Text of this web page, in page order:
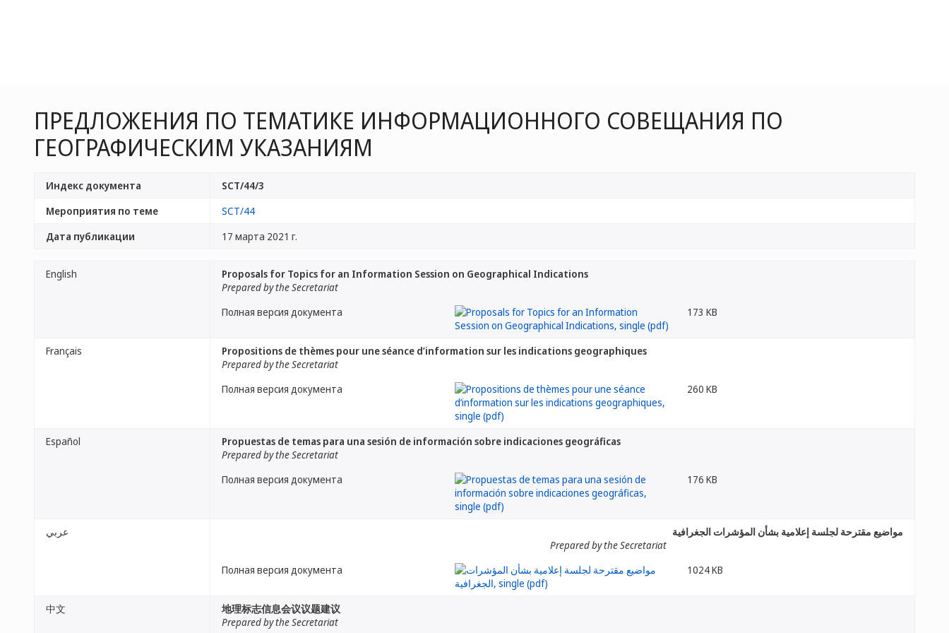
ПРЕДЛОЖЕНИЯ ПО ТЕМАТИКЕ ИНФОРМАЦИОННОГО СОВЕЩАНИЯ ПО
ГЕОГРАФИЧЕСКИМ УКАЗАНИЯМ
Индекс документа
SCT/44/3
Мероприятия по теме
SCT/44
Дата публикации
17 марта 2021 г.
English
Proposals for Topics for an Information Session on Geographical Indications
Prepared by the Secretariat
Полная версия документа
173 KB
Français
Propositions de thèmes pour une séance d’information sur les indications geographiques
Prepared by the Secretariat
Полная версия документа
260 KB
Español
Propuestas de temas para una sesión de información sobre indicaciones geográficas
Prepared by the Secretariat
Полная версия документа
176 KB
عربي
مواضيع مقترحة لجلسة إعلامية بشأن المؤشرات الجغرافية
Prepared by the Secretariat
Полная версия документа
1024 KB
中文
地理标志信息会议议题建议
Prepared by the Secretariat